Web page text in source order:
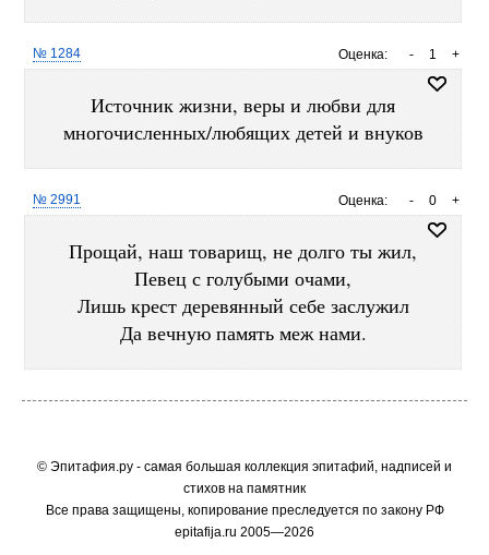
Оценка: +
1
-
№ 1284
Источник жизни, веры и любви для
многочисленных/любящих детей и внуков
Оценка: +
0
-
№ 2991
Прощай, наш товарищ, не долго ты жил,
Певец с голубыми очами,
Лишь крест деревянный себе заслужил
Да вечную память меж нами.
© Эпитафия.ру - самая большая коллекция эпитафий, надписей и
стихов на памятник
Все права защищены, копирование преследуется по закону РФ
epitafija.ru 2005—2026